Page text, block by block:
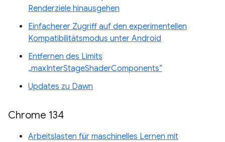
Renderziele hinausgehen
Einfacherer Zugriff auf den experimentellen
Kompatibilitätsmodus unter Android
Entfernen des Limits
„maxInterStageShaderComponents“
Updates zu Dawn
Chrome 134
Arbeitslasten für maschinelles Lernen mit